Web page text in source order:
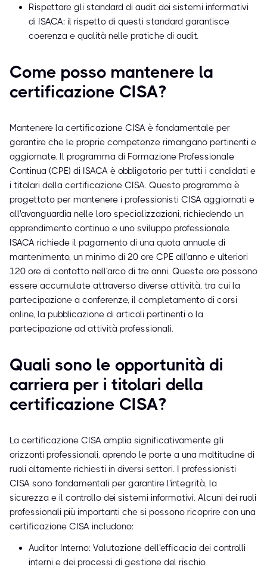
Rispettare gli standard di audit dei sistemi informativi
di ISACA: il rispetto di questi standard garantisce
coerenza e qualità nelle pratiche di audit.
Come posso mantenere la
certificazione CISA?
Mantenere la certificazione CISA è fondamentale per
garantire che le proprie competenze rimangano pertinenti e
aggiornate. Il programma di Formazione Professionale
Continua (CPE) di ISACA è obbligatorio per tutti i candidati e
i titolari della certificazione CISA. Questo programma è
progettato per mantenere i professionisti CISA aggiornati e
all'avanguardia nelle loro specializzazioni, richiedendo un
apprendimento continuo e uno sviluppo professionale.
ISACA richiede il pagamento di una quota annuale di
mantenimento, un minimo di 20 ore CPE all'anno e ulteriori
120 ore di contatto nell'arco di tre anni. Queste ore possono
essere accumulate attraverso diverse attività, tra cui la
partecipazione a conferenze, il completamento di corsi
online, la pubblicazione di articoli pertinenti o la
partecipazione ad attività professionali.
Quali sono le opportunità di
carriera per i titolari della
certificazione CISA?
La certificazione CISA amplia significativamente gli
orizzonti professionali, aprendo le porte a una moltitudine di
ruoli altamente richiesti in diversi settori. I professionisti
CISA sono fondamentali per garantire l'integrità, la
sicurezza e il controllo dei sistemi informativi. Alcuni dei ruoli
professionali più importanti che si possono ricoprire con una
certificazione CISA includono:
Auditor Interno: Valutazione dell'efficacia dei controlli
interni e dei processi di gestione del rischio.